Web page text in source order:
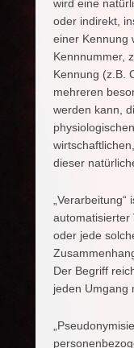
wird eine
oder indirekt,
einer Kennung
Kennnummer,
Kennung (z.B.
mehreren
werden kann,
dieser
automatisierter
oder jede
Der Begriff
jeden Umgang